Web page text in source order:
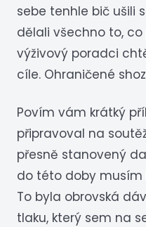
sebe tenhle bič ušili
dělali všechno to,
výživový poradci
cíle. Ohraničené
Povím vám krátký
připravoval na
přesně stanovený
do této doby
To byla obrovská
tlaku, který sem na